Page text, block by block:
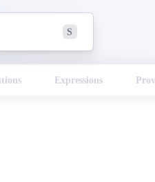
S
Expressions